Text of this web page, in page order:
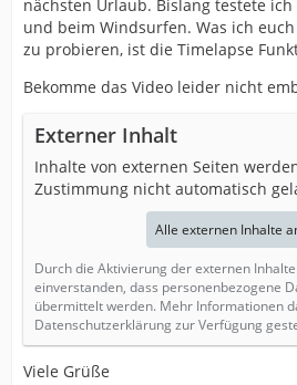
nächsten Urlaub. Bislang testete
und beim Windsurfen. Was ich
zu probieren, ist die Timelapse
Bekomme das Video leider nicht
Externer Inhalt
Inhalte von externen Seiten
Zustimmung nicht automatisch
Alle externen Inhalte
Durch die Aktivierung der externen
einverstanden, dass personenbezogene
übermittelt werden. Mehr Informationen
Datenschutzerklärung zur Verfügung
Viele Grüße